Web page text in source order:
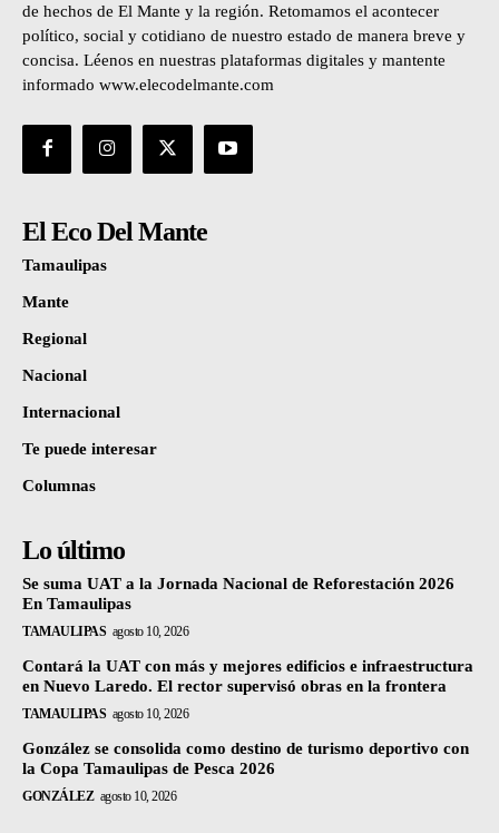
de hechos de El Mante y la región. Retomamos el acontecer
político, social y cotidiano de nuestro estado de manera breve y
concisa. Léenos en nuestras plataformas digitales y mantente
informado www.elecodelmante.com
El Eco Del Mante
Tamaulipas
Mante
Regional
Nacional
Internacional
Te puede interesar
Columnas
Lo último
Se suma UAT a la Jornada Nacional de Reforestación 2026
En Tamaulipas
TAMAULIPAS agosto 10, 2026
Contará la UAT con más y mejores edificios e infraestructura
en Nuevo Laredo. El rector supervisó obras en la frontera
TAMAULIPAS agosto 10, 2026
González se consolida como destino de turismo deportivo con
la Copa Tamaulipas de Pesca 2026
GONZÁLEZ agosto 10, 2026